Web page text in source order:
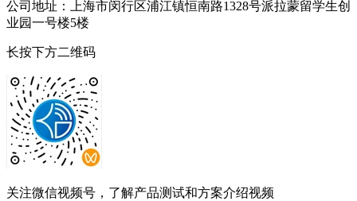
公司地址：上海市闵行区浦江镇恒南路1328号派拉蒙留学生创
业园一号楼5楼
长按下方二维码
关注微信视频号，了解产品测试和方案介绍视频